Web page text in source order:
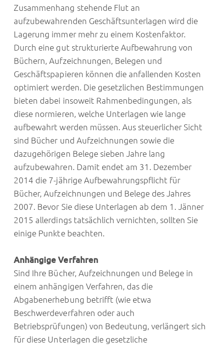
Zusammenhang stehende Flut an
aufzubewahrenden Geschäftsunterlagen wird die
Lagerung immer mehr zu einem Kostenfaktor.
Durch eine gut strukturierte Aufbewahrung von
Büchern, Aufzeichnungen, Belegen und
Geschäftspapieren können die anfallenden Kosten
optimiert werden. Die gesetzlichen Bestimmungen
bieten dabei insoweit Rahmenbedingungen, als
diese normieren, welche Unterlagen wie lange
aufbewahrt werden müssen. Aus steuerlicher Sicht
sind Bücher und Aufzeichnungen sowie die
dazugehörigen Belege sieben Jahre lang
aufzubewahren. Damit endet am 31. Dezember
2014 die 7-jährige Aufbewahrungspflicht für
Bücher, Aufzeichnungen und Belege des Jahres
2007. Bevor Sie diese Unterlagen ab dem 1. Jänner
2015 allerdings tatsächlich vernichten, sollten Sie
einige Punkte beachten.
Anhängige Verfahren
Sind Ihre Bücher, Aufzeichnungen und Belege in
einem anhängigen Verfahren, das die
Abgabenerhebung betrifft (wie etwa
Beschwerdeverfahren oder auch
Betriebsprüfungen) von Bedeutung, verlängert sich
für diese Unterlagen die gesetzliche